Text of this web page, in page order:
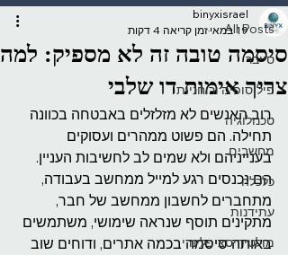
All Posts
סייבר
פילוסופיה ורוחניות
טכנולוגיה
מחשבים
כלכלה
עתידנות
מולטידיסציפלינרי
סיסמה טובה זה לא מספיק: למה
צריך אימות דו שלבי
binyxisrael
19 במאי
זמן קריאה 4 דקות
רוב האנשים לא מזלזלים באבטחה בכוונה
תחילה. הם פשוט ממהרים ועסוקים
בענייניהם ולא שמים לב לחשיבות העניין.
הם נכנסים רגע למייל ממחשב בעבודה,
מתחברים לחשבון ממחשב של חבר,
מתקינים תוסף שנראה שימושי, משתמשים
באותה סיסמה בכמה אתרים, ודוחים שוב